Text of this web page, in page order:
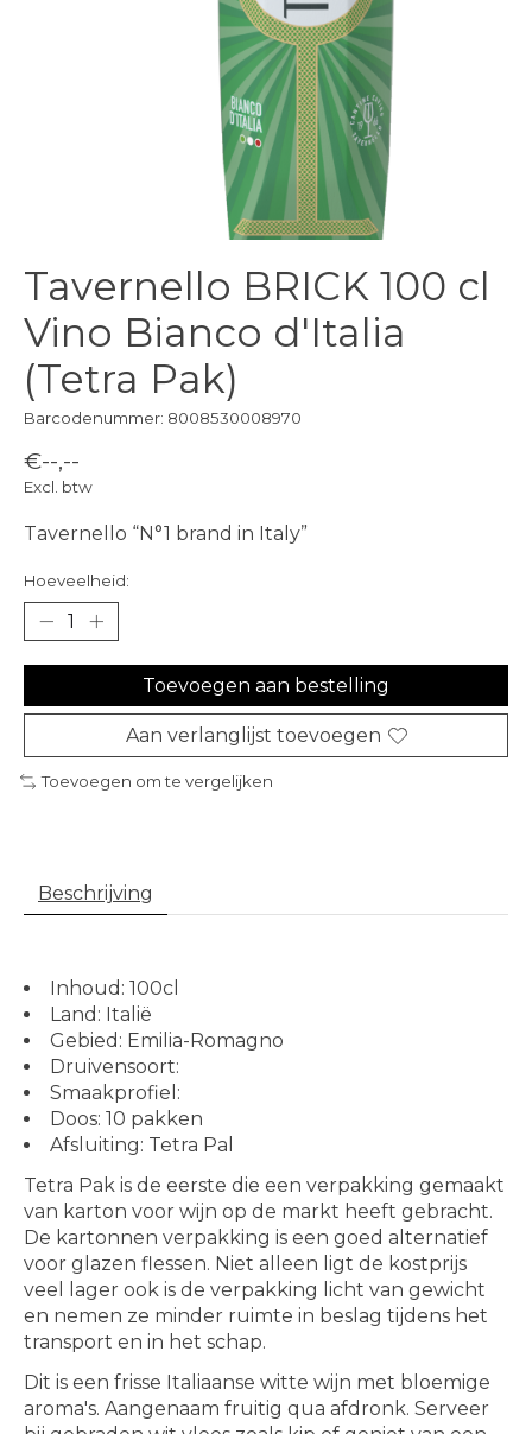
Tavernello BRICK 100 cl
Vino Bianco d'Italia
(Tetra Pak)
Barcodenummer: 8008530008970
€--,--
Excl. btw
Tavernello “N°1 brand in Italy”
Hoeveelheid:
Toevoegen aan bestelling
Aan verlanglijst toevoegen
Toevoegen om te vergelijken
Beschrijving
Inhoud: 100cl
Land: Italië
Gebied: Emilia-Romagno
Druivensoort:
Smaakprofiel:
Doos: 10 pakken
Afsluiting: Tetra Pal
Tetra Pak is de eerste die een verpakking gemaakt
van karton voor wijn op de markt heeft gebracht.
De kartonnen verpakking is een goed alternatief
voor glazen flessen. Niet alleen ligt de kostprijs
veel lager ook is de verpakking licht van gewicht
en nemen ze minder ruimte in beslag tijdens het
transport en in het schap.
Dit is een frisse Italiaanse witte wijn met bloemige
aroma's. Aangenaam fruitig qua afdronk. Serveer